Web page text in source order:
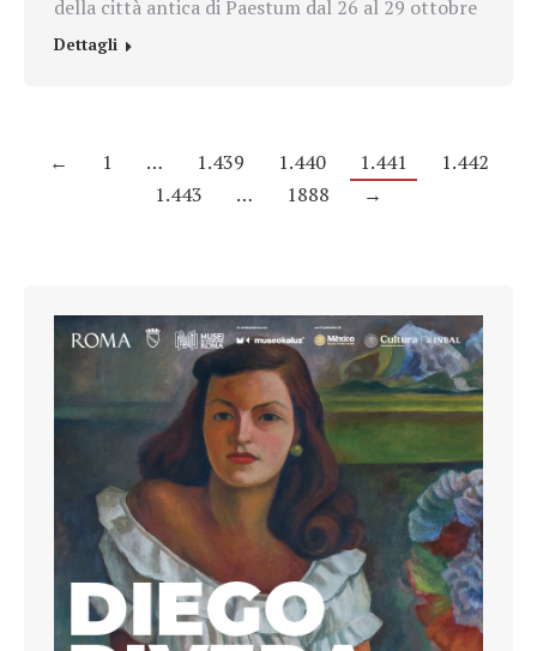
della città antica di Paestum dal 26 al 29 ottobre
Dettagli
← 1 … 1.439 1.440 1.441
1.442
1.443
… 1888 →